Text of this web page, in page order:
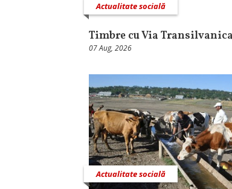
Actualitate socială
Timbre cu Via Transilvanica
07 Aug, 2026
Actualitate socială